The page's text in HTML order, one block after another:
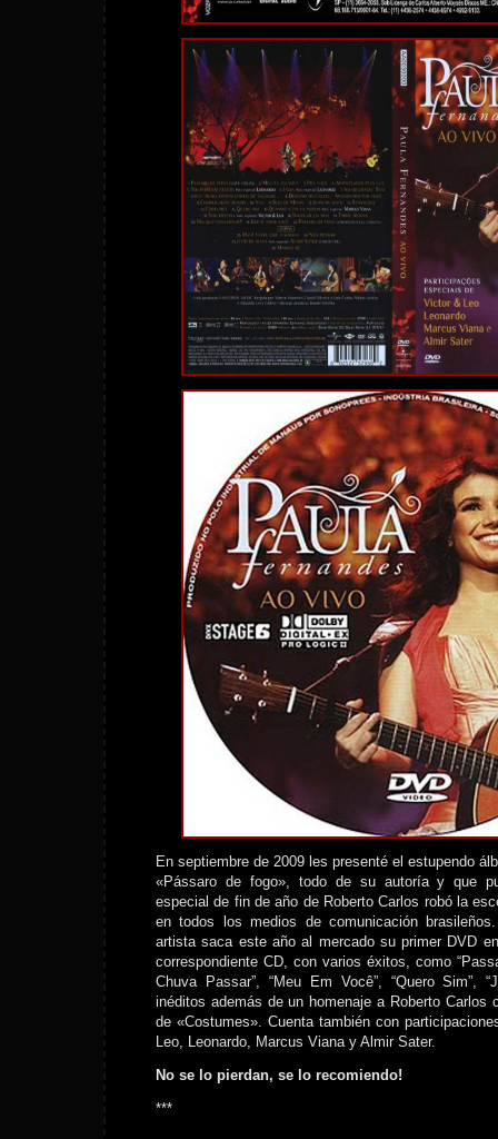
En septiembre de 2009 les presenté el estupendo
«Pássaro de fogo», todo de su autoría y que
especial de fin de año de Roberto Carlos robó la
en todos los medios de comunicación
artista saca este año al mercado su primer DVD
correspondiente CD, con varios éxitos, como
Chuva Passar”, “Meu Em Você”, “Quero Sim”,
inéditos además de un homenaje a Roberto Carlos
de «Costumes». Cuenta también con
Leo, Leonardo, Marcus Viana y Almir Sater.
No se lo pierdan, se lo recomiendo!
***